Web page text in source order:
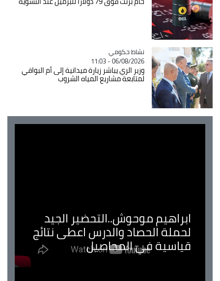
Catégorie
نشاط حكومي
06/08/2026 - 11:03
وزير الري يباشر زيارة ميدانية إلى أم البواقي
لمتابعة مشاريع المياه الشروب
موحوش..التحضير الجيد
الحصاد والدرس اعطى نتائج
في المحاصيل